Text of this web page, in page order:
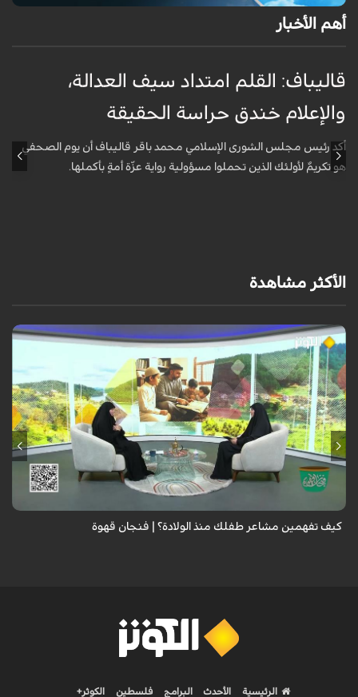
أهم الأخبار
قاليباف: القلم امتداد سيف العدالة،
والإعلام خندق حراسة الحقيقة
أكد رئيس مجلس الشورى الإسلامي محمد باقر قاليباف أن يوم الصحفي
هو تكريمٌ لأولئك الذين تحملوا مسؤولية رواية عزّة أمةٍ بأكملها.
الأكثر مشاهدة
الطفل لا يعرف كيف يعبر عن مشاعره، فتعلمي الفرق بين خوفه وقلقه وتوتره
وحاجته إليك، لتبني شخصية سوية..
كيف تفهمين مشاعر طفلك منذ الولادة؟ | فنجان قهوة
الرئيسية الأحدث البرامج فلسطين الكوثر+